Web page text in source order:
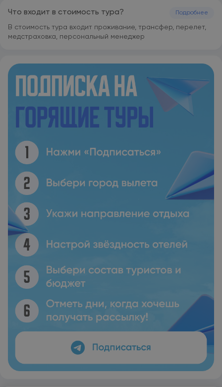
Что входит в стоимость тура? Подробнее
В стоимость тура входит проживание, трансфер, перелет,
медстраховка, персональный менеджер